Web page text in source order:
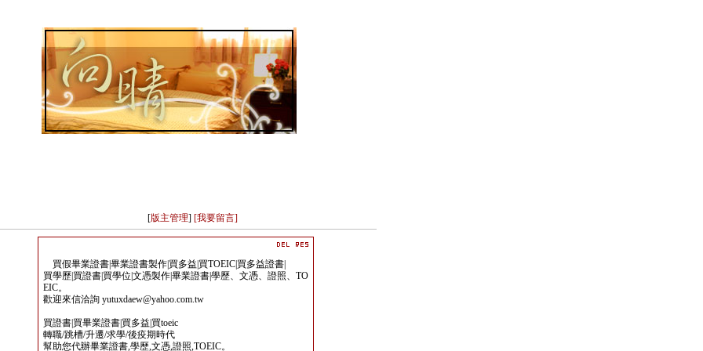
[版主管理] [我要留言]
買假畢業證書|畢業證書製作|買多益|買TOEIC|買多益證書|
買學歷|買證書|買學位|文憑製作|畢業證書|學歷、文憑、證照、TO
EIC。
歡迎來信洽詢 yutuxdaew@yahoo.com.tw
買證書|買畢業證書|買多益|買toeic
轉職/跳槽/升遷/求學/後疫期時代
幫助您代辦畢業證書,學歷,文憑,證照,TOEIC。